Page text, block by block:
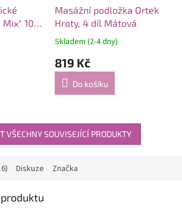
10
Masážní podložka Ortek
Hroty, 4 díl Mátová
Skladem (2-4 dny)
819 Kč
Do košíku
VŠECHNY SOUVISEJÍCÍ PRODUKTY
Diskuze Značka